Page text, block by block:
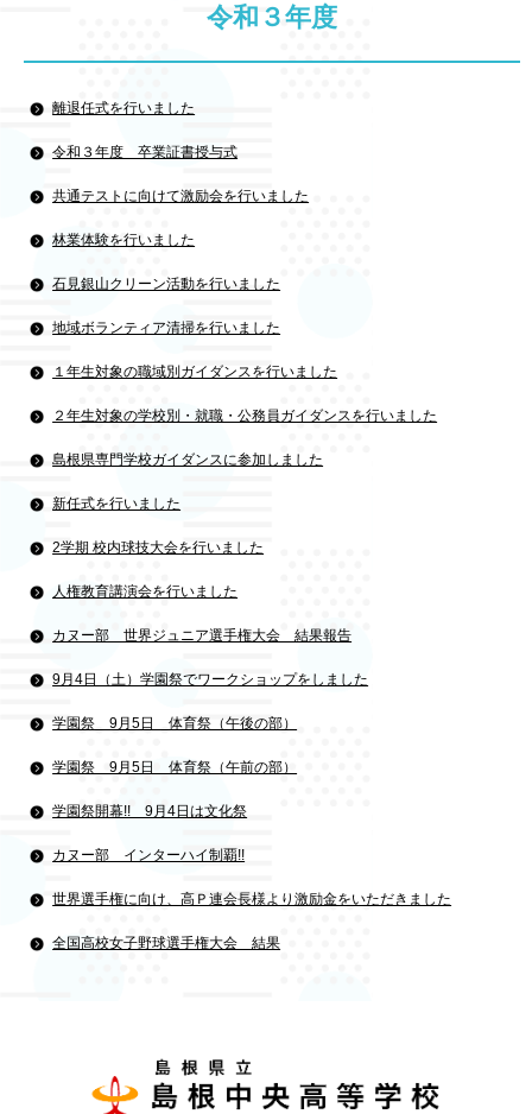
令和３年度
離退任式を行いました
令和３年度 卒業証書授与式
共通テストに向けて激励会を行いました
林業体験を行いました
石見銀山クリーン活動を行いました
地域ボランティア清掃を行いました
１年生対象の職域別ガイダンスを行いました
２年生対象の学校別・就職・公務員ガイダンスを行いました
島根県専門学校ガイダンスに参加しました
新任式を行いました
2学期 校内球技大会を行いました
人権教育講演会を行いました
カヌー部 世界ジュニア選手権大会 結果報告
9月4日（土）学園祭でワークショップをしました
学園祭 9月5日 体育祭（午後の部）
学園祭 9月5日 体育祭（午前の部）
学園祭開幕!! 9月4日は文化祭
カヌー部 インターハイ制覇!!
世界選手権に向け、高Ｐ連会長様より激励金をいただきました
全国高校女子野球選手権大会 結果